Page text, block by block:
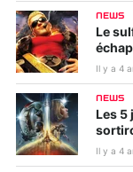
NEWS
Le
Il y a 4
NEWS
Les
Il y a 4